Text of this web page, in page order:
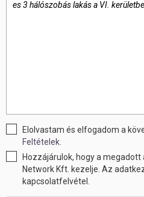
Elolvastam és elfogadom a
Feltételek.
Hozzájárulok, hogy a
Network Kft. kezelje. Az
kapcsolatfelvétel.